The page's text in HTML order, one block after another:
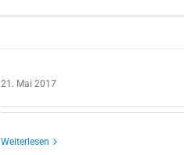
21. Mai 2017
Weiterlesen